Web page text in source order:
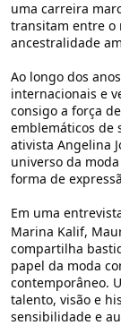
uma carreira
transitam entre o
ancestralidade
Ao longo dos
internacionais e
consigo a força
emblemáticos de
ativista Angelina
universo da
forma de
Em uma
Marina Kalif,
compartilha
papel da moda
contemporâneo.
talento, visão e
sensibilidade e